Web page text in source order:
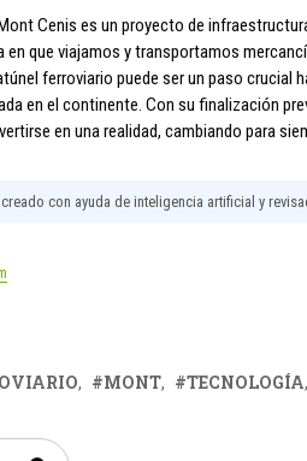
Cenis es un proyecto de
que viajamos y transportamos
ferroviario puede ser un paso crucial
en el continente. Con su finalización
en una realidad, cambiando para
con ayuda de inteligencia artificial y
MONT TECNOLOGÍA